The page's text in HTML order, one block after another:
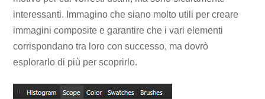
interessanti. Immagino che siano molto utili per creare
immagini composite e garantire che i vari elementi
corrispondano tra loro con successo, ma dovrò
esplorarlo di più per scoprirlo.